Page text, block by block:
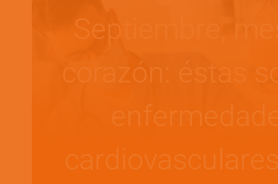
Septiembre,
corazón: éstas